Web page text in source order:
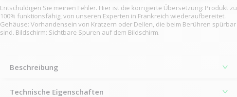
Entschuldigen Sie meinen Fehler. Hier ist die korrigierte Übersetzung: Produkt zu
100% funktionsfähig, von unseren Experten in Frankreich wiederaufbereitet.
Gehäuse: Vorhandensein von Kratzern oder Dellen, die beim Berühren spürbar
sind. Bildschirm: Sichtbare Spuren auf dem Bildschirm.
Beschreibung
Technische Eigenschaften